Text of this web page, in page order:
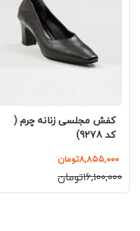
کفش مجلسی زنانه چرم (
کد 9278)
۸,۸۵۵,۰۰۰تومان
۱۶,۱۰۰,۰۰۰تومان